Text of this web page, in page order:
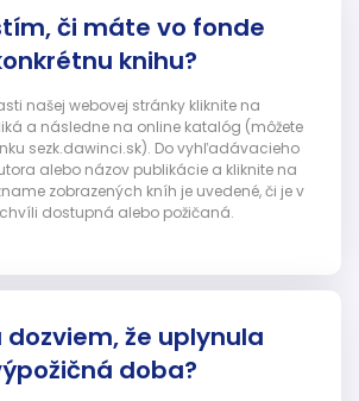
či máte vo fonde
knihu?
našej webovej stránky kliknite na
a následne na online katalóg (môžete
sezk.dawinci.sk). Do vyhľadávacieho
alebo názov publikácie a kliknite na
zobrazených kníh je uvedené, či je v
dostupná alebo požičaná.
dozviem, že uplynula
doba?